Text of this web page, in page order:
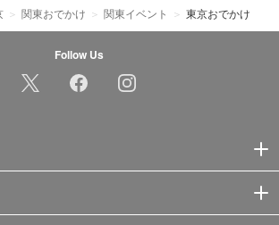
関東おでかけ 関東イベント 東京おでかけ
Follow Us